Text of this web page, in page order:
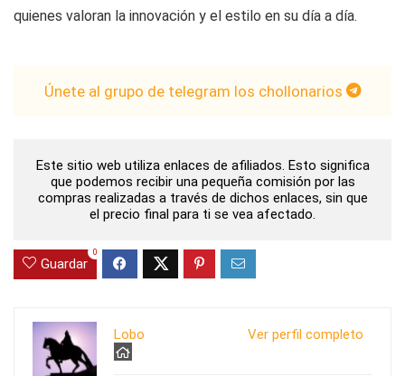
quienes valoran la innovación y el estilo en su día a día.
Únete al grupo de telegram los chollonarios
Este sitio web utiliza enlaces de afiliados. Esto significa
que podemos recibir una pequeña comisión por las
compras realizadas a través de dichos enlaces, sin que
el precio final para ti se vea afectado.
Guardar
0
Ver perfil completo
Lobo